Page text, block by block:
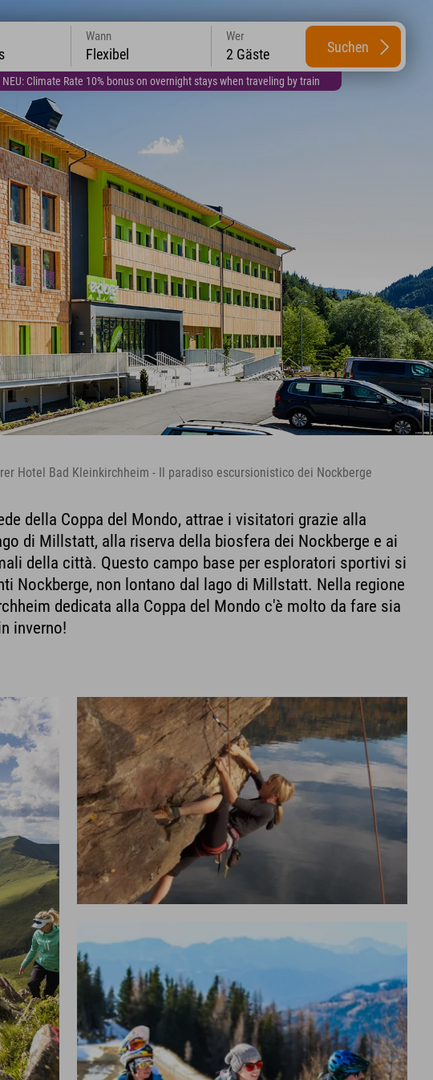
NEU: Climate Rate 10% bonus on overnight stays when traveling by train
Wann
Flexibel
Wer
2 Gäste Suchen
Hotel Bad Kleinkirchheim - Il paradiso escursionistico dei Nockberge
della Coppa del Mondo, attrae i visitatori grazie alla
di Millstatt, alla riserva della biosfera dei Nockberge e ai
della città. Questo campo base per esploratori sportivi si
Nockberge, non lontano dal lago di Millstatt. Nella regione
dedicata alla Coppa del Mondo c'è molto da fare sia
inverno!